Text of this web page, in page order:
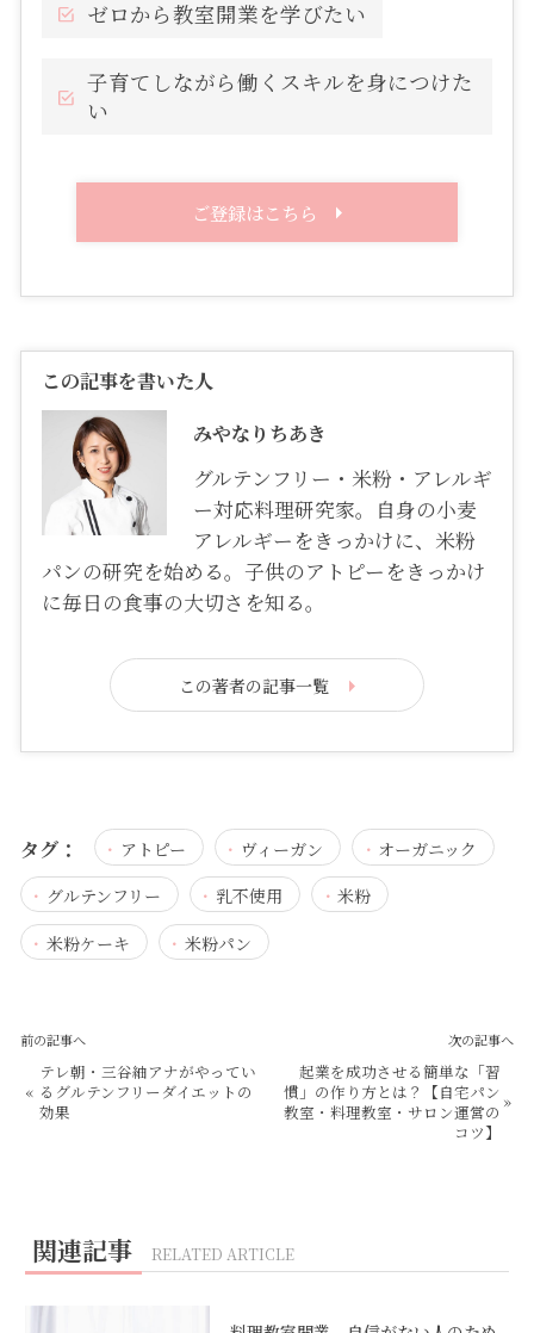
ゼロから教室開業を学びたい
子育てしながら働くスキルを身につけた
い
ご登録はこちら
この記事を書いた人
みやなりちあき
グルテンフリー・米粉・アレルギ
ー対応料理研究家。自身の小麦
アレルギーをきっかけに、米粉
パンの研究を始める。子供のアトピーをきっかけ
に毎日の食事の大切さを知る。
この著者の記事一覧
タグ： アトピー ヴィーガン
オーガニック
グルテンフリー
乳不使用
米粉
米粉ケーキ
米粉パン
前の記事へ
«
テレ朝・三谷紬アナがやってい
るグルテンフリーダイエットの
効果
次の記事へ
起業を成功させる簡単な「習
慣」の作り方とは？【自宅パン
教室・料理教室・サロン運営の
コツ】
»
関連記事 RELATED ARTICLE